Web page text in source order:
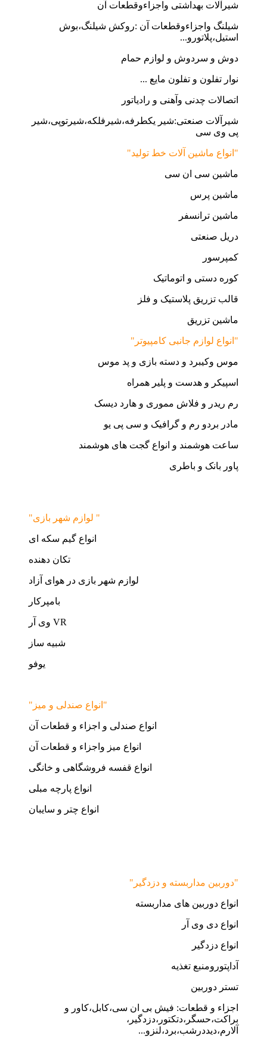
شیرآلات بهداشتی واجزاءوقطعات آن
شیلنگ واجزاءوقطعات آن :روکش شیلنگ،بوش
استیل،پلاتورو...
دوش و سردوش و لوازم حمام
نوار تفلون و تفلون مایع ...
اتصالات چدنی وآهنی و رادیاتور
شیرآلات صنعتی:شیر یکطرفه،شیرفلکه،شیرتوپی،شیر
پی وی سی
"انواع ماشین آلات خط تولید"
ماشین سی ان سی
ماشین پرس
ماشین ترانسفر
دریل صنعتی
کمپرسور
کوره دستی و اتوماتیک
قالب تزریق پلاستیک و فلز
ماشین تزریق
"انواع لوازم جانبی کامپیوتر"
موس وکیبرد و دسته بازی و پد موس
اسپیکر و هدست و پلیر همراه
رم ریدر و فلاش مموری و هارد دیسک
مادر بردو رم و گرافیک و سی پی یو
ساعت هوشمند و انواع گجت های هوشمند
پاور بانک و باطری
"لوازم شهر بازی "
انواع گیم سکه ای
تکان دهنده
لوازم شهر بازی در هوای آزاد
بامپرکار
وی آر VR
شبیه ساز
یوفو
"انواع صندلی و میز"
انواع صندلی و اجزاء و قطعات آن
انواع میز واجزاء و قطعات آن
انواع قفسه فروشگاهی و خانگی
انواع پارچه مبلی
انواع چتر و سایبان
"دوربین مداربسته و دزدگیر"
انواع دوربین های مداربسته
انواع دی وی آر
انواع دزدگیر
آداپتورومنبع تغذیه
تستر دوربین
اجزاء و قطعات: فیش بی ان سی،کابل،کاور و
براکت،حسگر،دتکتور،دزدگیر،
آلارم،دیددرشب،برد،لنزو...